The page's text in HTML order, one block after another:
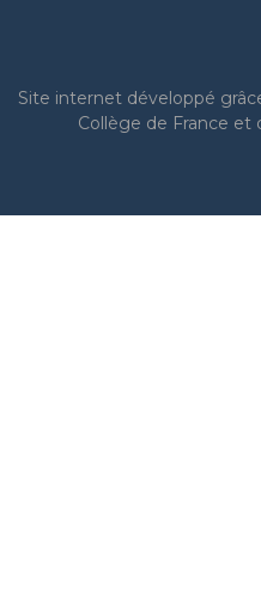
Site internetdéveloppé
Collège de France et